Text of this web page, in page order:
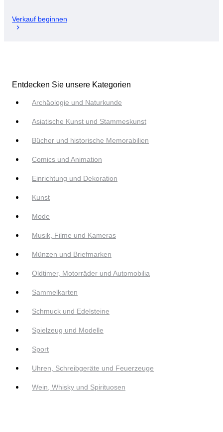
Verkauf beginnen
Entdecken Sie unsere Kategorien
Archäologie und Naturkunde
Asiatische Kunst und Stammeskunst
Bücher und historische Memorabilien
Comics und Animation
Einrichtung und Dekoration
Kunst
Mode
Musik, Filme und Kameras
Münzen und Briefmarken
Oldtimer, Motorräder und Automobilia
Sammelkarten
Schmuck und Edelsteine
Spielzeug und Modelle
Sport
Uhren, Schreibgeräte und Feuerzeuge
Wein, Whisky und Spirituosen